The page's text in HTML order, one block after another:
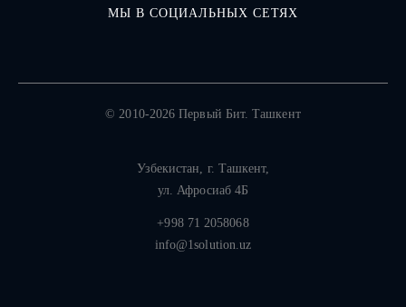
МЫ В СОЦИАЛЬНЫХ СЕТЯХ
© 2010-2026 Первый Бит. Ташкент
Узбекистан, г. Ташкент,
ул. Афросиаб 4Б
+998 71 2058068
info@1solution.uz